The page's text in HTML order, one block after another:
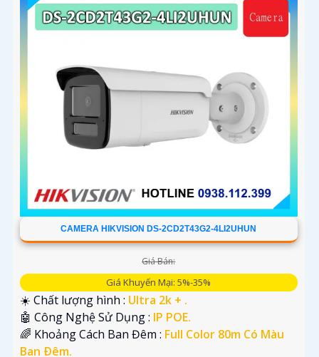
CAMERA HIKVISION DS-2CD2T43G2-4LI2UHUN
Giá Bán:
Giá Khuyến Mại: 5%-35%
☀️ Chất lượng hình : Ultra 2k + .
🤖️ Công Nghệ Sử Dụng : IP POE.
🌈 Khoảng Cách Ban Đêm : Full Color 80m Có Màu
Ban Ðêm.